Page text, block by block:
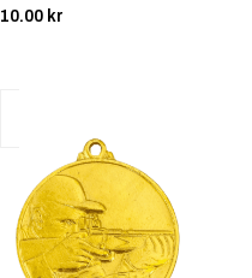
10.00 kr